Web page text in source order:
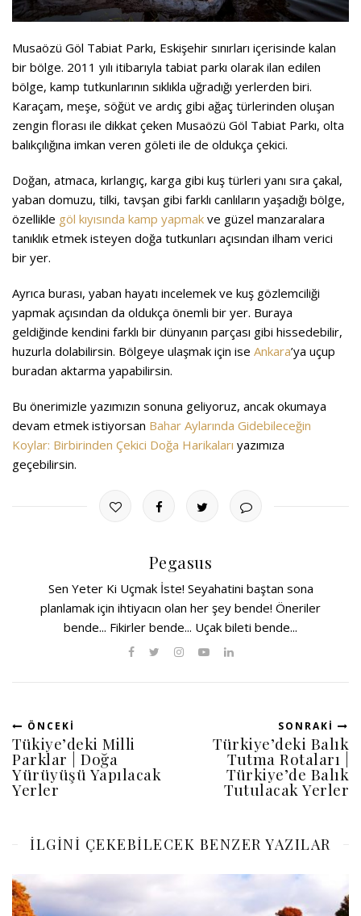
Musaözü Göl Tabiat Parkı, Eskişehir sınırları içerisinde kalan
bir bölge. 2011 yılı itibarıyla tabiat parkı olarak ilan edilen
bölge, kamp tutkunlarının sıklıkla uğradığı yerlerden biri.
Karaçam, meşe, söğüt ve ardıç gibi ağaç türlerinden oluşan
zengin florası ile dikkat çeken Musaözü Göl Tabiat Parkı, olta
balıkçılığına imkan veren göleti ile de oldukça çekici.
Doğan, atmaca, kırlangıç, karga gibi kuş türleri yanı sıra çakal,
yaban domuzu, tilki, tavşan gibi farklı canlıların yaşadığı bölge,
özellikle göl kıyısında kamp yapmak ve güzel manzaralara
tanıklık etmek isteyen doğa tutkunları açısından ilham verici
bir yer.
Ayrıca burası, yaban hayatı incelemek ve kuş gözlemciliği
yapmak açısından da oldukça önemli bir yer. Buraya
geldiğinde kendini farklı bir dünyanın parçası gibi hissedebilir,
huzurla dolabilirsin. Bölgeye ulaşmak için ise Ankara’ya uçup
buradan aktarma yapabilirsin.
Bu önerimizle yazımızın sonuna geliyoruz, ancak okumaya
devam etmek istiyorsan Bahar Aylarında Gidebileceğin
Koylar: Birbirinden Çekici Doğa Harikaları yazımıza
geçebilirsin.
Pegasus
Sen Yeter Ki Uçmak İste! Seyahatini baştan sona
planlamak için ihtiyacın olan her şey bende! Öneriler
bende... Fikirler bende... Uçak bileti bende...
ÖNCEKI
Tükiye’deki Milli
Parklar | Doğa
Yürüyüşü Yapılacak
Yerler
SONRAKI
Türkiye’deki Balık
Tutma Rotaları |
Türkiye’de Balık
Tutulacak Yerler
ILGINI ÇEKEBILECEK BENZER YAZILAR